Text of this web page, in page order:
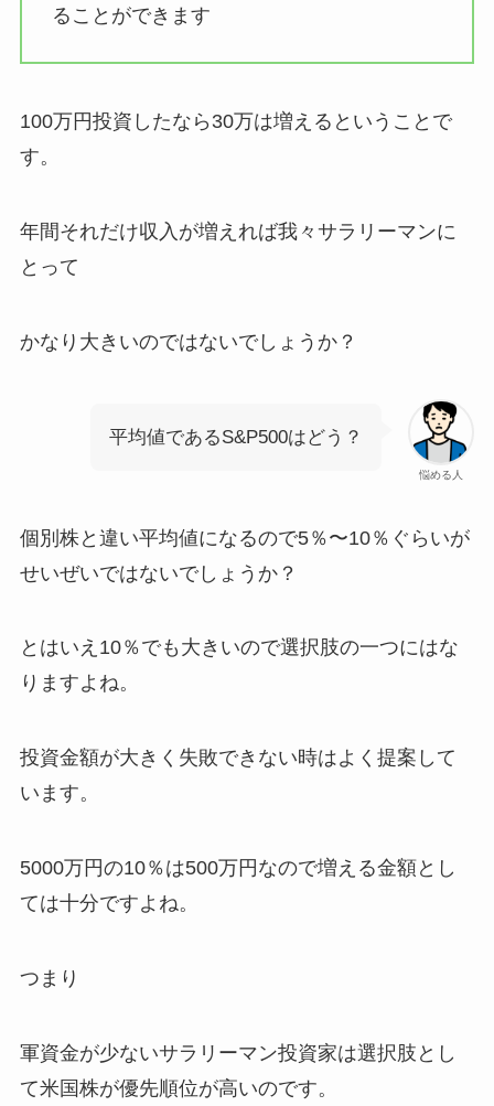
ることができます
100万円投資したなら30万は増えるということで
す。
年間それだけ収入が増えれば我々サラリーマンに
とって
かなり大きいのではないでしょうか？
悩める人
平均値であるS&P500はどう？
個別株と違い平均値になるので5％〜10％ぐらいが
せいぜいではないでしょうか？
とはいえ10％でも大きいので選択肢の一つにはな
りますよね。
投資金額が大きく失敗できない時はよく提案して
います。
5000万円の10％は500万円なので増える金額とし
ては十分ですよね。
つまり
軍資金が少ないサラリーマン投資家は選択肢とし
て米国株が優先順位が高いのです。